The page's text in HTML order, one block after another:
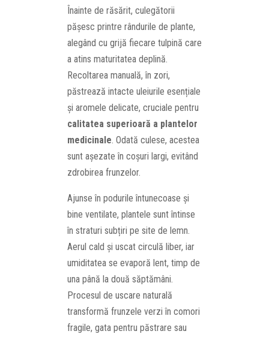
Înainte de răsărit, culegătorii
pășesc printre rândurile de plante,
alegând cu grijă fiecare tulpină care
a atins maturitatea deplină.
Recoltarea manuală, în zori,
păstrează intacte uleiurile esențiale
și aromele delicate, cruciale pentru
calitatea superioară a plantelor
medicinale . Odată culese, acestea
sunt așezate în coșuri largi, evitând
zdrobirea frunzelor.
Ajunse în podurile întunecoase și
bine ventilate, plantele sunt întinse
în straturi subțiri pe site de lemn.
Aerul cald și uscat circulă liber, iar
umiditatea se evaporă lent, timp de
una până la două săptămâni.
Procesul de uscare naturală
transformă frunzele verzi în comori
fragile, gata pentru păstrare sau